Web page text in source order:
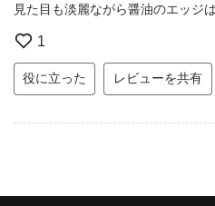
見た目も淡麗ながら醤油のエッジ
1
役に立った レビューを共有